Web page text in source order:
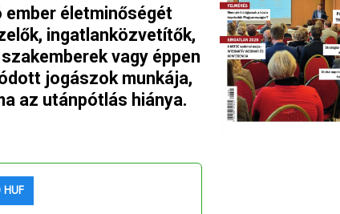
életminőségét
ingatlanközvetítők,
vagy éppen
jogászok munkája,
az utánpótlás hiánya.